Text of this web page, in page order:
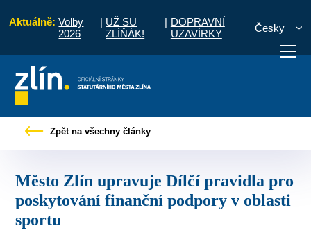
Aktuálně: Volby
2026
| UŽ SU
ZLÍŇÁK!
| DOPRAVNÍ
UZAVÍRKY
Česky
vyřídit Potřebuji zaplatit
Zpět na všechny články
Město Zlín upravuje Dílčí pravidla pro
poskytování finanční podpory v oblasti
sportu